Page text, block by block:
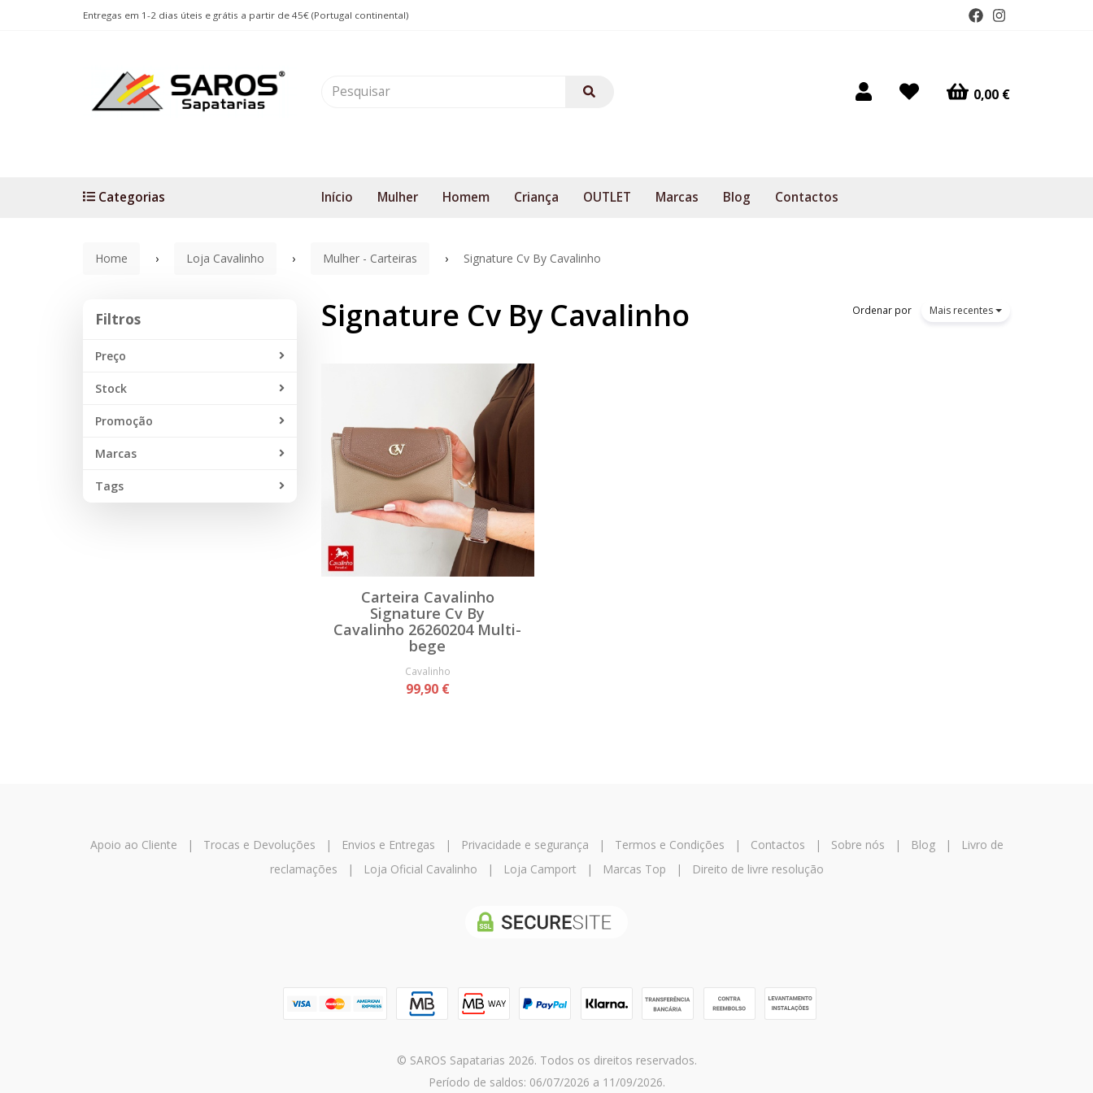
Entregas em 1-2 dias úteis e grátis a partir de 45€ (Portugal continental)
0,00 €
Início Mulher Homem Criança OUTLET Marcas Blog Contactos
Categorias
Home Loja Cavalinho Mulher - Carteiras Signature Cv By Cavalinho
Filtros
Preço
Stock
Promoção
Marcas
Tags
Signature Cv By Cavalinho Ordenar por Mais recentes
Carteira Cavalinho
Signature Cv By
Cavalinho 26260204 Multi-
bege
Cavalinho
99,90 €
Apoio ao Cliente | Trocas e Devoluções | Envios e Entregas | Privacidade e segurança | Termos e Condições | Contactos | Sobre nós | Blog|
Livro de
reclamações | Loja Oficial Cavalinho | Loja Camport | Marcas Top | Direito de livre resolução
© SAROS Sapatarias 2026. Todos os direitos reservados.
Período de saldos: 06/07/2026 a 11/09/2026.